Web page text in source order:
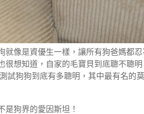
像是資優生一樣，讓所有狗爸媽都
想知道，自家的毛寶貝到底聰不聰明
試狗狗到底有多聰明，其中最有名的
狗界的愛因斯坦！